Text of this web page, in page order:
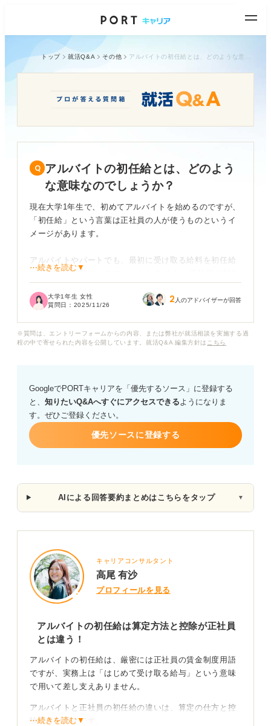
トップ 就活Q&A その他
アルバイトの初任給とは、どのよう
な意味なのでしょうか？
現在大学1年生で、初めてアルバイトを始めるのですが、
「初任給」という言葉は正社員の人が使うものというイ
メージがあります。
アルバイトやパートでも、最初に受け取る給料を初任給
と呼んでも問題ないのでしょうか？ また、正社員の初任
⋯続きを読む▼
大学1年生 女性
質問日： 2025/11/26 2 人のアドバイザーが回答
※質問は、エントリーフォームからの内容、または弊社が就活相談を実施する過
程の中で寄せられた内容を公開しています。就活Q&A 編集方針は こちら
GoogleでPORTキャリアを「優先するソース」に登録する
と、 知りたいQ&Aへすぐにアクセスできるようになりま
す。ぜひご登録ください。
優先ソースに登録する
AIによる回答要約まとめはこちらをタップ ▼
キャリアコンサルタント
高尾 有沙
プロフィールを見る
アルバイトの初任給は算定方法と控除が正社員
とは違う！
アルバイトの初任給は、厳密には正社員の賃金制度用語
ですが、実務上は「はじめて受け取る給与」という意味
で用いて差し支えありません。
アルバイトと正社員の初任給の違いは、算定の仕方と控
除項目の重さです。
⋯続きを読む▼